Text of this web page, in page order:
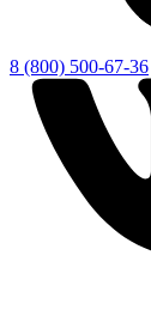
8 (800) 500-67-36